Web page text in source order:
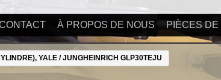
À PROPOS DE NOUS PIÈCES
YALE / JUNGHEINRICH GLP30TEJU